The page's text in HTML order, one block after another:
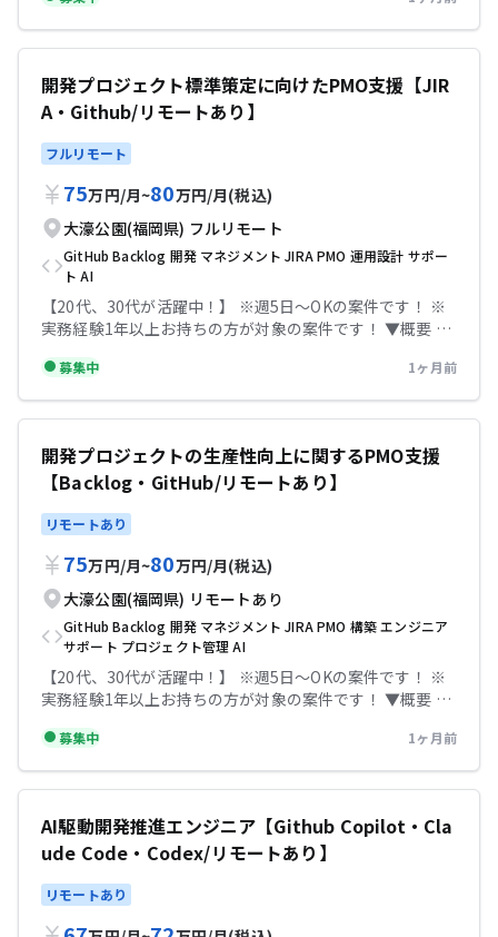
呼び出し等の実装・検証経験 ・業務自動化、RPA、社内ツ
帳代行無料！充実のサポートで安心して参画していただけ
ます！
素が多いテーマに対して、仮説検証しながら前に進められ
る方 〇開発・利用技術の想定 ・生成AI API：OpenAI、
ロンプト、ツール／関数呼び出し、RAG ・アプリケーショ
ン：Python、React 等 ・開発管理：Git、Issue管理、コ
ードレビュー、設計レビュー ▼条件等 出社：フルリモー
ト可 場所：大濠公園駅 精算幅：140h~180h 勤務時間：
8:45〜17:45 服装：私服 【必須スキル】 ・業務部門やユー
ザーへのヒアリングを行い、業務要件を整理した経験 ・要
件定義、基本設計、業務設計など上流工程の経験 ・人が行
っている業務を、システム化・自動化可能なタスク単位に
分解できること ・生成AI、LLM、AIエージェント、RAG等
の基本的な概念理解 【尚可スキル】 ・AIエージェント、業
務自動化、チャットボット、RPA、ワークフロー自動化等
の設計・導入経験 ・生成AI API、OpenAI、Azure OpenAI
携、認証認可、ログ設計等の経験 ・金融機関、社内業務シ
記帳代行無料！充実のサポートで安心して参画していただ
との商談時に利用する「ライフプランシミュレーションシ
ステム（Webアプリケーション）」の新規開発案件です。
ロダクトに切り出して機能拡充をこれから取り組んでいき
ます。そちらのシステム開発PMOとして従事いただきま
ント） ■ 利用技術 バックエンド - Kotlin - Spring Boot -
MySQL - Docker - Open API - Gradle フロントエンド -
Typescript - React(react router) - vite - Chart.js -
Express - Storybook - Playwright ▼条件等 出社：週1出
社、週4リモート 場所：大濠公園駅 勤務時間：8:45〜
17:45 【必須スキル】 ・システム開発系プロジェクトでの
マネジメント経験 【尚可スキル】 ・金融業界、銀行業界
系のプロジェクト経験 ・AWSに関する知識（クラウドプラ
クティショナー程度の知識で可能、各サービスのイメージ
がつかめればOK） ・テスト計画やリリース計画の立案経
験 テックビズなら記帳代行無料！充実のサポートで安心し
て参画していただけます！
開発プロジェクト標準策定に向けたPMO支援【JIR
A・Github/リモートあり】
フルリモート
75万円/月~80万円/月(税込)
大濠公園(福岡県) フルリモート
GitHub Backlog 開発 マネジメント JIRAPMO 運用設計 サポー
ト AI
【20代、30代が活躍中！】 ※週5日〜OKの案件です！ ※
実務経験1年以上お持ちの方が対象の案件です！ ▼概要 開
Github等への移管） 現行、Backlogで開発プロジェクト
を運用しているところから、JIRAへ移行してより効率的な
開発ワークフローの設計に従事していただきます。 開発サ
組織横断的に立ち回っていただくことを検討しています。
まずは単一プロダクトにおいて検証を行い、その成果をも
進していきます。 ▼条件等 出社：フルリモート可能（出社
対応も可能） 場所：大濠公園駅 精算幅：140h~180h 勤務
時間：8:45〜17:45 服装：私服 【必須スキル】 ・プロジェ
クトマネジメント経験 ・JIRAを用いた開発プロジェクトの
運用設計経験 【尚可スキル】 ・AI（生成AI・エージェン
ト）による開発ワークフローの自動化 ・開発プロセス改善
ビズなら記帳代行無料！充実のサポートで安心して参画し
ていただけます！
募集中 1ヶ月前
開発プロジェクトの生産性向上に関するPMO支援
【Backlog・GitHub/リモートあり】
リモートあり
75万円/月~80万円/月(税込)
大濠公園(福岡県) リモートあり
GitHub Backlog 開発 マネジメント JIRAPMO 構築エンジニア
サポート プロジェクト管理 AI
【20代、30代が活躍中！】 ※週5日〜OKの案件です！ ※
実務経験1年以上お持ちの方が対象の案件です！ ▼概要 開
しているBacklogやGitHub等のプロジェクト管理データを
活用し、エンジニアの生産性を可視化するダッシュボード
の構築を推進します。 あわせて、JIRAやConfluenceへの
継続的に可視化・改善できるよう、運用方法の設計および
AIエージェントの企画・開発を行い、企画から運用定着ま
検証を行い、その成果をもとに標準化を進め、最終的には
全プロダクトへの展開を推進していきます。 ▼条件等 出
募集中 1ヶ月前
AI駆動開発推進エンジニア【Github Copilot・Cla
ude Code・Codex/リモートあり】
リモートあり